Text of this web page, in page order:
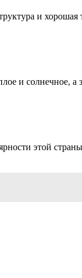
и хорошая
и солнечное, а
этой